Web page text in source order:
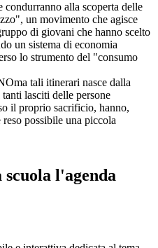
alla scoperta delle
un movimento che agisce
di giovani che hanno scelto
un sistema di economia
lo strumento del "consumo
tali itinerari nasce dalla
lasciti delle persone
il proprio sacrificio, hanno,
possibile una piccola
l'agenda